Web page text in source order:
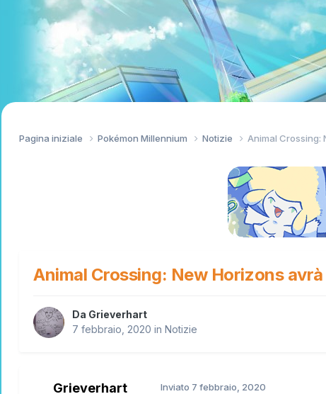
Pagina iniziale Pokémon Millennium Notizie Animal Crossing:
Animal Crossing: New Horizons
Da Grieverhart
7 febbraio, 2020 in Notizie
Grieverhart Inviato 7 febbraio, 2020